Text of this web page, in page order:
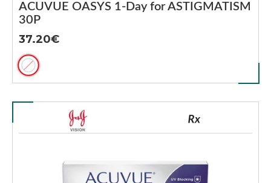
ACUVUE OASYS 1-Day for ASTIGMATISM
30P
37.20